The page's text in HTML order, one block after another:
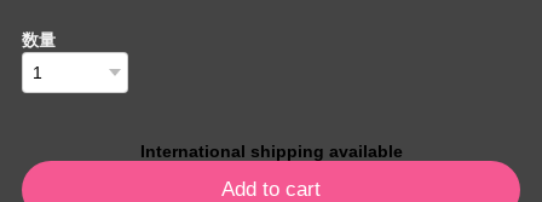
数量
International shipping available
Add to cart